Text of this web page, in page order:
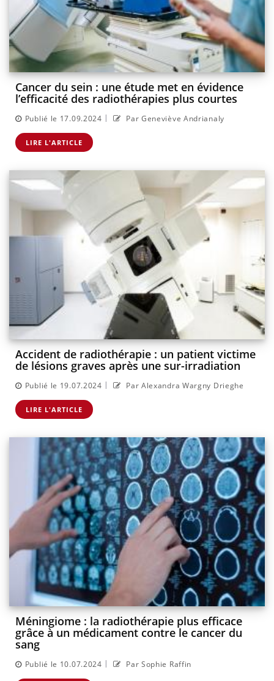
Cancer du sein : une étude met en évidence
l’efficacité des radiothérapies plus courtes
Publié le 17.09.2024 | Par Geneviève Andrianaly
LIRE L'ARTICLE
Accident de radiothérapie : un patient victime
de lésions graves après une sur-irradiation
Publié le 19.07.2024 | Par Alexandra Wargny Drieghe
LIRE L'ARTICLE
Méningiome : la radiothérapie plus efficace
grâce à un médicament contre le cancer du
sang
Publié le 10.07.2024 | Par Sophie Raffin